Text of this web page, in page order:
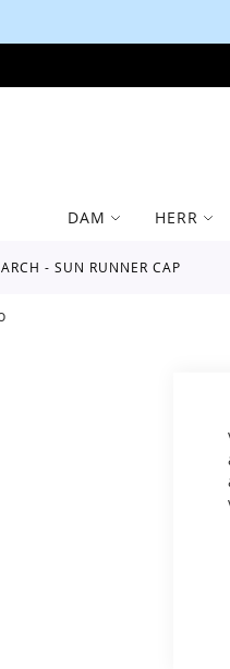
DAM HERR
- SUN RUNNER CAP